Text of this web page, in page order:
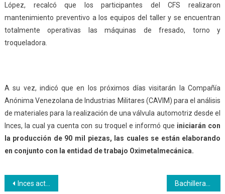
López, recalcó que los participantes del CFS realizaron
mantenimiento preventivo a los equipos del taller y se encuentran
totalmente operativas las máquinas de fresado, torno y
troqueladora.
A su vez, indicó que en los próximos días visitarán la Compañía
Anónima Venezolana de Industrias Militares (CAVIM) para el análisis
de materiales para la realización de una válvula automotriz desde el
Inces, la cual ya cuenta con su troquel e informó que iniciarán con
la producción de 90 mil piezas, las cuales se están elaborando
en conjunto con la entidad de trabajo Oximetalmecánica.
Navegación
Inces actualiza su plataforma tecnológica con inducción a personal de finanzas